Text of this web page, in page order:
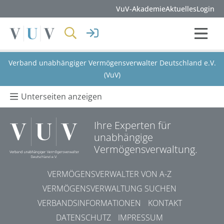
VuV-AkademieAktuellesLogin
Verband unabhängiger Vermögensverwalter Deutschland e.V.
(VuV)
Unterseiten anzeigen
Ihre Experten für
unabhängige
Vermögensverwaltung.
VERMÖGENSVERWALTER VON A-Z
VERMÖGENSVERWALTUNG SUCHEN
VERBANDSINFORMATIONEN
KONTAKT
DATENSCHUTZ
IMPRESSUM